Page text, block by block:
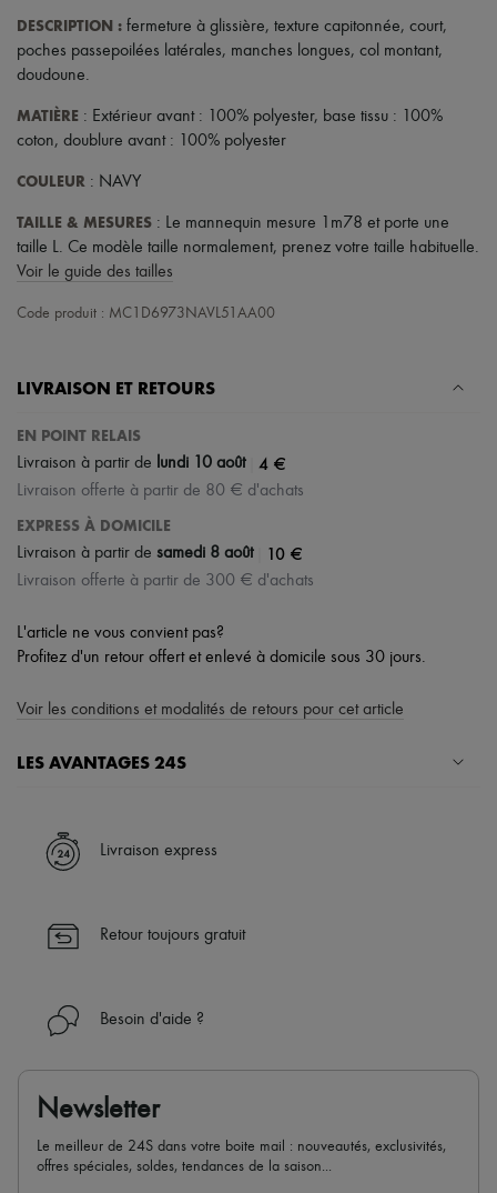
DESCRIPTION : fermeture à glissière, texture capitonnée, court,
poches passepoilées latérales, manches longues, col montant,
doudoune.
MATIÈRE : Extérieur avant : 100% polyester, base tissu : 100%
coton, doublure avant : 100% polyester
COULEUR : NAVY
TAILLE & MESURES : Le mannequin mesure 1m78 et porte une
taille L. Ce modèle taille normalement, prenez votre taille habituelle.
Voir le guide des tailles
Code produit : MC1D6973NAVL51AA00
LIVRAISON ET RETOURS
EN POINT RELAIS
Livraison à partir de lundi 10 août 4 €
Livraison offerte à partir de 80 € d'achats
EXPRESS À DOMICILE
Livraison à partir de samedi 8 août 10 €
Livraison offerte à partir de 300 € d'achats
L'article ne vous convient pas?
Profitez d'un retour offert et enlevé à domicile sous 30 jours.
Voir les conditions et modalités de retours pour cet article
LES AVANTAGES 24S
✓ Bénéficiez de la livraison express dans plus de 100 pays
✓ Soyez libre de changer d’avis, les retours sont toujours offerts
client 24h/24
En savoir plus sur 24S, une maison du groupe LVMH
Livraison express
Retour toujours gratuit
Besoin d'aide ?
Newsletter
Le meilleur de 24S dans votre boite mail : nouveautés, exclusivités,
offres spéciales, soldes, tendances de la saison...